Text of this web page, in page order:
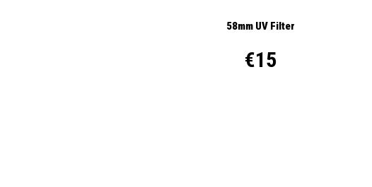
58mm UV Filter
€15